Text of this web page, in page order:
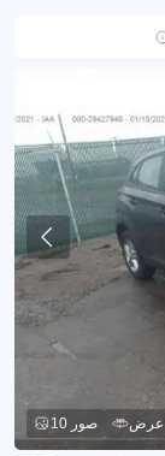
10 صور عرض